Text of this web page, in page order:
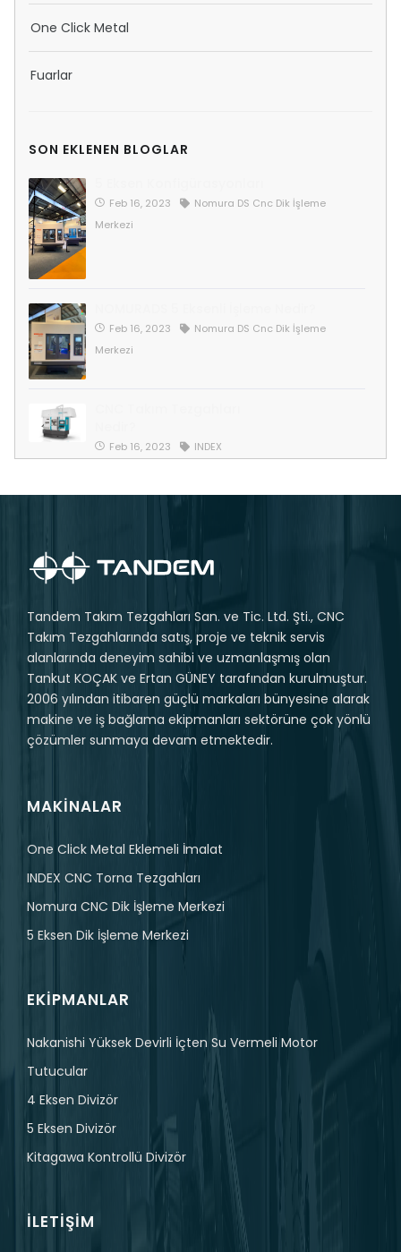
One Click Metal
Fuarlar
SON EKLENEN BLOGLAR
Feb 16, 2023
Nomura DS Cnc Dik İşleme
Merkezi
Feb 16, 2023
Nomura DS Cnc Dik İşleme
Merkezi
Feb 16, 2023 INDEX
Tandem Takım Tezgahları San. ve Tic. Ltd. Şti., CNC
Takım Tezgahlarında satış, proje ve teknik servis
alanlarında deneyim sahibi ve uzmanlaşmış olan
Tankut KOÇAK ve Ertan GÜNEY tarafından kurulmuştur.
2006 yılından itibaren güçlü markaları bünyesine alarak
makine ve iş bağlama ekipmanları sektörüne çok yönlü
çözümler sunmaya devam etmektedir.
MAKINALAR
One Click Metal Eklemeli İmalat
INDEX CNC Torna Tezgahları
Nomura CNC Dik İşleme Merkezi
5 Eksen Dik İşleme Merkezi
EKIPMANLAR
Nakanishi Yüksek Devirli İçten Su Vermeli Motor
Tutucular
4 Eksen Divizör
5 Eksen Divizör
Kitagawa Kontrollü Divizör
İLETIŞIM